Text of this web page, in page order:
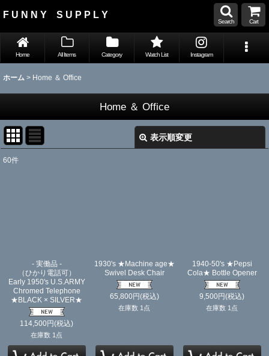
F U N N Y S U P P L Y
Search Cart
Home All Items Category Watch List Instagram
ホーム > Home ＆ Office
Home ＆ Office
表示順変更
60件
- 実働品 -
（ひかり電話可）
Early 1950's U.S.ARMY
Chromed Telephone
★BLACK × SILVER★
114,500円(税込)
在庫数 1点
1930's ★Machine age★
Swivel Desk Chair
65,800円(税込)
在庫数 1点
1940-50's ★Pepsi
Cola★ Bottle Opener
9,500円(税込)
在庫数 1点